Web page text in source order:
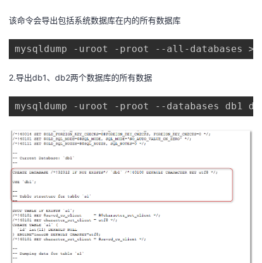
的
课
程
我
的
认
证
我
的
实
验
我
的
收
藏
技
术
支
持
的
云
声
建
议
该命令会导出包括系统数据库在内的所有数据库
mysqldump -uroot -proot --all-databases
2.导出db1、db2两个数据库的所有数据
mysqldump -uroot -proot --databases db1